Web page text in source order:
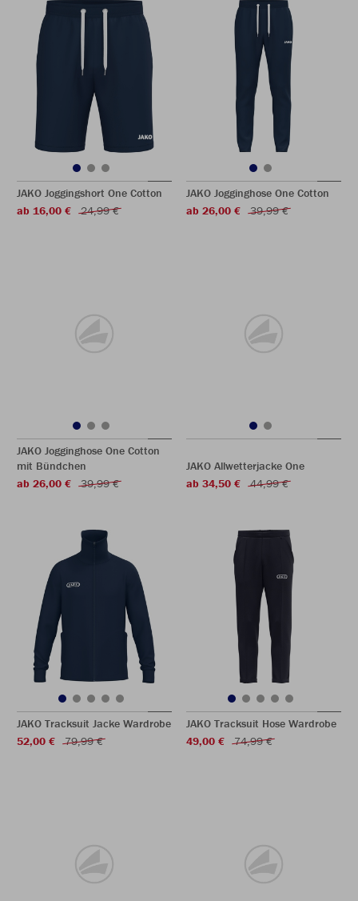
JAKO Joggingshort One Cotton
ab 16,00 €
24,99 €
JAKO Jogginghose One Cotton
ab 26,00 €
39,99 €
JAKO Jogginghose One Cotton
mit Bündchen
ab 26,00 €
39,99 €
JAKO Allwetterjacke One
ab 34,50 €
44,99 €
JAKO Tracksuit Jacke Wardrobe
52,00 €
79,99 €
JAKO Tracksuit Hose Wardrobe
49,00 €
74,99 €